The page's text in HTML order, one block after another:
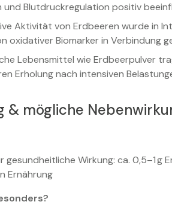
und Blutdruckregulation positiv
Aktivität von Erdbeeren wurde in
oxidativer Biomarker in Verbindung
Lebensmittel wie Erdbeerpulver
Erholung nach intensiven
& mögliche
gesundheitliche Wirkung: ca. 0,5–1
Ernährung